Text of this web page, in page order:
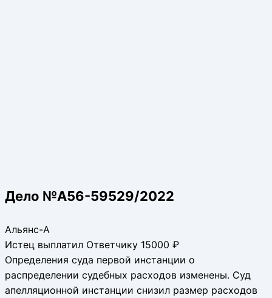
Дело №А56-59529/2022
Альянс-А
Истец выплатил Ответчику 15000 ₽
Определения суда первой инстанции о
распределении судебных расходов изменены. Суд
апелляционной инстанции снизил размер расходов